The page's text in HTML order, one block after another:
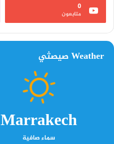
0
متابعون
Weather صيصثي
Marrakech
سماء صافية